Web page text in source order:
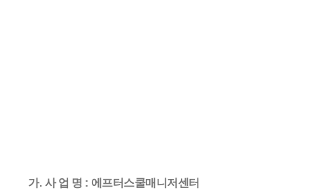
가. 사 업 명 : 에프터스쿨매니저센터